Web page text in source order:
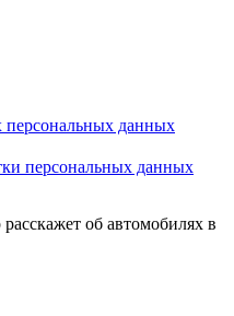
персональных данных
персональных данных
об автомобилях в